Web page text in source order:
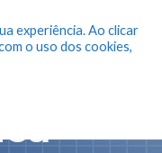
experiência. Ao clicar
o uso dos cookies,